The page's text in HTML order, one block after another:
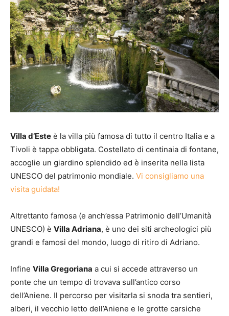
Villa d’Este è la villa più famosa di tutto il centro Italia e a
Tivoli è tappa obbligata. Costellato di centinaia di fontane,
accoglie un giardino splendido ed è inserita nella lista
UNESCO del patrimonio mondiale. Vi consigliamo una
visita guidata!
Altrettanto famosa (e anch’essa Patrimonio dell’Umanità
UNESCO) è Villa Adriana, è uno dei siti archeologici più
grandi e famosi del mondo, luogo di ritiro di Adriano.
Infine Villa Gregoriana a cui si accede attraverso un
ponte che un tempo di trovava sull’antico corso
dell’Aniene. Il percorso per visitarla si snoda tra sentieri,
alberi, il vecchio letto dell’Aniene e le grotte carsiche